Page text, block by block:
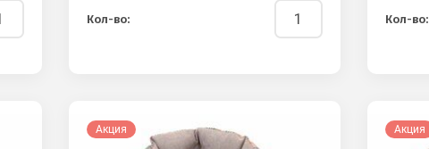
Кол-во: Кол-во:
Акция Акция